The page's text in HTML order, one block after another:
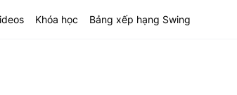
Khóa học Bảng xếp hạng Swing